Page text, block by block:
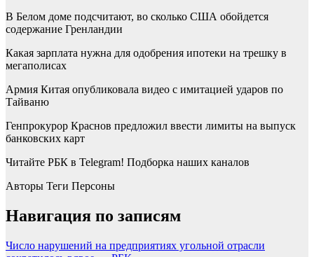
В Белом доме подсчитают, во сколько США обойдется
содержание Гренландии
Какая зарплата нужна для одобрения ипотеки на трешку в
мегаполисах
Армия Китая опубликовала видео с имитацией ударов по
Тайваню
Генпрокурор Краснов предложил ввести лимиты на выпуск
банковских карт
Читайте РБК в Telegram! Подборка наших каналов
Авторы Теги Персоны
Навигация по записям
Число нарушений на предприятиях угольной отрасли